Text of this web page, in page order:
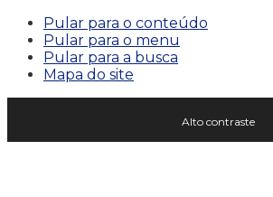
Pular para o conteúdo
Pular para o menu
Pular para a busca
Mapa do site
Alto contraste